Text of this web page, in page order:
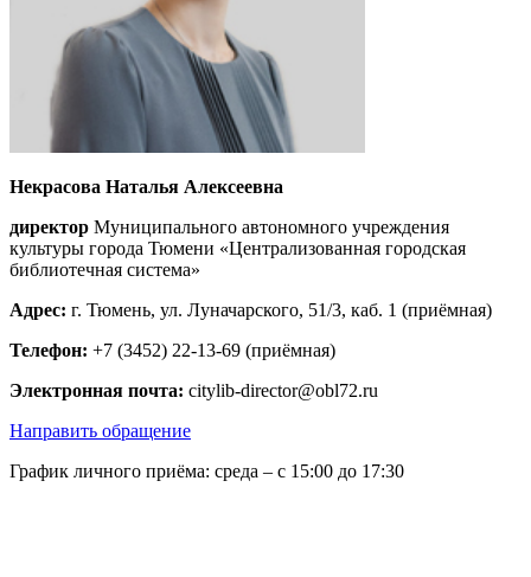
Некрасова Наталья Алексеевна
директор Муниципального автономного учреждения
культуры города Тюмени «Централизованная городская
библиотечная система»
Адрес: г. Тюмень, ул. Луначарского, 51/3, каб. 1 (приёмная)
Телефон: +7 (3452) 22-13-69 (приёмная)
Электронная почта: citylib-director@obl72.ru
Направить обращение
График личного приёма: среда – с 15:00 до 17:30